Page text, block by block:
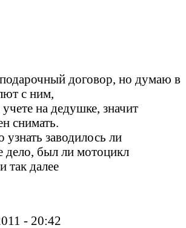
договор, но думаю в
с ним,
на дедушке, значит
снимать.
узнать заводилось ли
дело, был ли мотоцикл
так далее
- 20:42